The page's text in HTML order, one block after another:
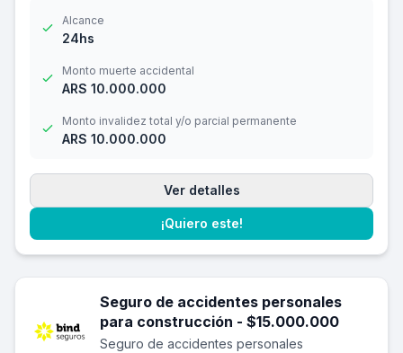
Alcance
24hs
Monto muerte accidental
ARS 10.000.000
Monto invalidez total y/o parcial permanente
ARS 10.000.000
Ver detalles
¡Quiero este!
Seguro de accidentes personales
para construcción - $15.000.000
Seguro de accidentes personales